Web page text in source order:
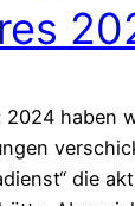
2024 haben
die